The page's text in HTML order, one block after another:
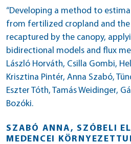
“Developing a method to
from fertilized cropland and
recaptured by the canopy,
bidirectional models and flux
László Horváth, Csilla Gombi,
Krisztina Pintér, Anna Szabó,
Eszter Tóth, Tamás Weidinger,
Bozóki.
SZABÓ ANNA, SZÓBELI
MEDENCEI